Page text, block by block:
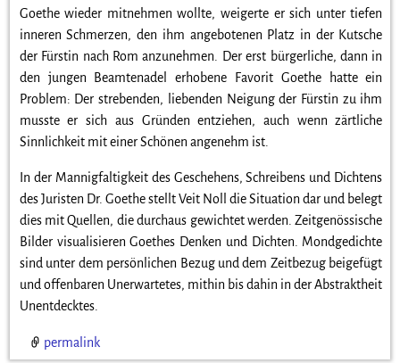
Goethe wieder mitnehmen wollte, weigerte er sich unter tiefen
inneren Schmerzen, den ihm angebotenen Platz in der Kutsche
der Fürstin nach Rom anzunehmen. Der erst bürgerliche, dann in
den jungen Beamtenadel erhobene Favorit Goethe hatte ein
Problem: Der strebenden, liebenden Neigung der Fürstin zu ihm
musste er sich aus Gründen entziehen, auch wenn zärtliche
Sinnlichkeit mit einer Schönen angenehm ist.
In der Mannigfaltigkeit des Geschehens, Schreibens und Dichtens
des Juristen Dr. Goethe stellt Veit Noll die Situation dar und belegt
dies mit Quellen, die durchaus gewichtet werden. Zeitgenössische
Bilder visualisieren Goethes Denken und Dichten. Mondgedichte
sind unter dem persönlichen Bezug und dem Zeitbezug beigefügt
und offenbaren Unerwartetes, mithin bis dahin in der Abstraktheit
Unentdecktes.
permalink